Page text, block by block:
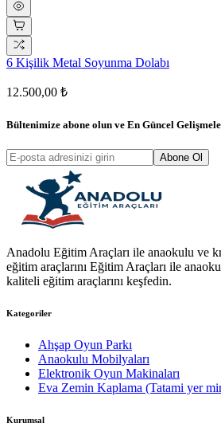
6 Kişilik Metal Soyunma Dolabı
12.500,00 ₺
Bültenimize abone olun ve En Güncel
Abone Ol
Anadolu Eğitim Araçları ile anaokulu ve
eğitim araçlarını Eğitim Araçları ile
kaliteli eğitim araçlarını keşfedin.
Kategoriler
Ahşap Oyun Parkı
Anaokulu Mobilyaları
Elektronik Oyun Makinaları
Eva Zemin Kaplama (Tatami yer
Kurumsal